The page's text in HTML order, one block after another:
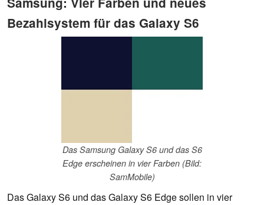
Bezahlsystem für das Galaxy S6
Das Samsung Galaxy S6 und das S6
Edge erscheinen in vier Farben (Bild:
SamMobile)
Das Galaxy S6 und das Galaxy S6 Edge sollen in vier